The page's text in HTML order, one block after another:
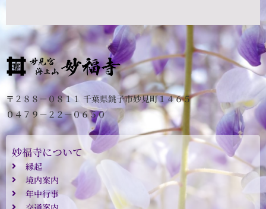
〒２８８－０８１１ 千葉県銚子市妙見町１４６５
０４７９－２２－０６５０
妙福寺について
縁起
境内案内
年中行事